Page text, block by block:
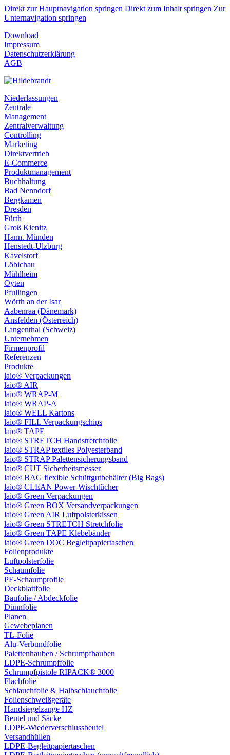
Direkt zur Hauptnavigation springen Direkt zum Inhalt springen Zur
Unternavigation springen
Download
Impressum
Datenschutzerklärung
AGB
Niederlassungen
Zentrale
Management
Zentralverwaltung
Controlling
Marketing
Direktvertrieb
E-Commerce
Produktmanagement
Buchhaltung
Bad Nenndorf
Bergkamen
Dresden
Fürth
Groß Kienitz
Hann. Münden
Henstedt-Ulzburg
Kavelstorf
Löbichau
Mühlheim
Oyten
Pfullingen
Wörth an der Isar
Aabenraa (Dänemark)
Ansfelden (Österreich)
Langenthal (Schweiz)
Unternehmen
Firmenprofil
Referenzen
Produkte
laio® Verpackungen
laio® AIR
laio® WRAP-M
laio® WRAP-A
laio® WELL Kartons
laio® FILL Verpackungschips
laio® TAPE
laio® STRETCH Handstretchfolie
laio® STRAP textiles Polyesterband
laio® STRAP Palettensicherungsband
laio® CUT Sicherheitsmesser
laio® BAG flexible Schüttgutbehälter (Big Bags)
laio® CLEAN Power-Wischtücher
laio® Green Verpackungen
laio® Green BOX Versandverpackungen
laio® Green AIR Luftpolsterkissen
laio® Green STRETCH Stretchfolie
laio® Green TAPE Klebebänder
laio® Green DOC Begleitpapiertaschen
Folienprodukte
Luftpolsterfolie
Schaumfolie
PE-Schaumprofile
Deckblattfolie
Baufolie / Abdeckfolie
Dünnfolie
Planen
Gewebeplanen
TL-Folie
Alu-Verbundfolie
Palettenhauben / Schrumpfhauben
LDPE-Schrumpffolie
Schrumpfpistole RIPACK® 3000
Flachfolie
Schlauchfolie & Halbschlauchfolie
Folienschweißgeräte
Handsiegelzange HZ
Beutel und Säcke
LDPE-Wiederverschlussbeutel
Versandhüllen
LDPE-Begleitpapiertaschen